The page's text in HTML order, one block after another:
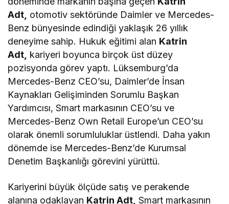
Adt, otomotiv sektöründe Daimler ve Mercedes-
Benz bünyesinde edindiği yaklaşık 26 yıllık
deneyime sahip. Hukuk eğitimi alan Katrin
Adt, kariyeri boyunca birçok üst düzey
pozisyonda görev yaptı. Lüksemburg’da
Mercedes-Benz CEO’su, Daimler’de İnsan
Kaynakları Gelişiminden Sorumlu Başkan
Yardımcısı, Smart markasının CEO’su ve
Mercedes-Benz Own Retail Europe’un CEO’su
olarak önemli sorumluluklar üstlendi. Daha yakın
dönemde ise Mercedes-Benz’de Kurumsal
Denetim Başkanlığı görevini yürüttü.
Kariyerini büyük ölçüde satış ve perakende
alanına odaklayan Katrin Adt, Smart markasının